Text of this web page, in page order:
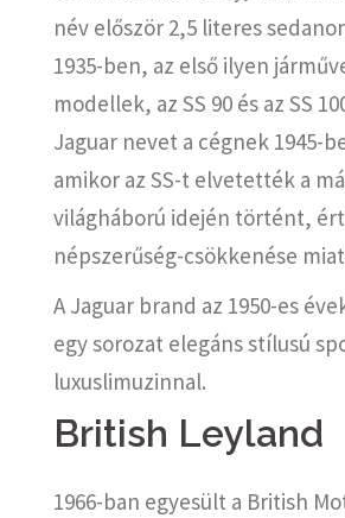
név először 2,5 literes
1935-ben, az első ilyen
modellek, az SS 90 és az SS
Jaguar nevet a cégnek 1945-
amikor az SS-t elvetették a
világháború idején történt,
népszerűség-csökkenése
A Jaguar brand az 1950-es
egy sorozat elegáns stílusú
luxuslimuzinnal.
British Leyland
1966-ban egyesült a British